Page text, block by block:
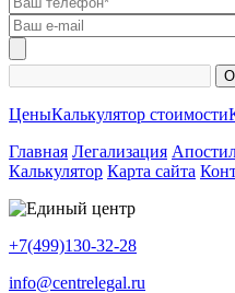
ЦеныКалькулятор стоимости
Главная Легализация
Калькулятор Карта сайта
+7(499)130-32-28
info@centrelegal.ru